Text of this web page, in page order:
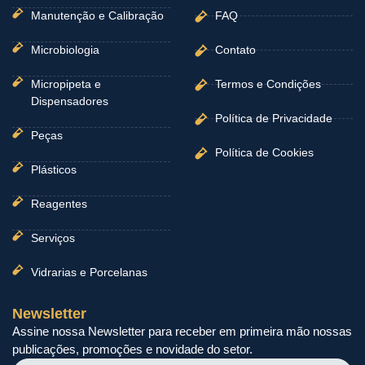
Manutenção e Calibração
Microbiologia
Micropipeta e
Dispensadores
Peças
Plásticos
Reagentes
Serviços
Vidrarias e Porcelanas
FAQ
Contato
Termos e Condições
Política de Privacidade
Política de Cookies
Newsletter
Assine nossa Newsletter para receber em primeira mão nossas
publicações, promoções e novidade do setor.